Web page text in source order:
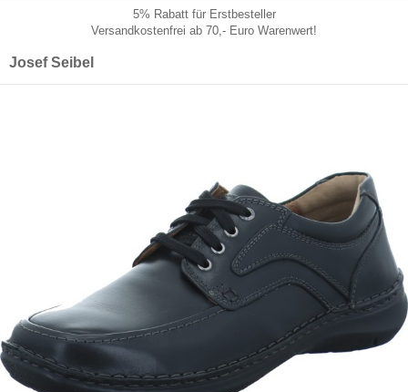
5% Rabatt für Erstbesteller
Versandkostenfrei ab 70,- Euro Warenwert!
Josef Seibel